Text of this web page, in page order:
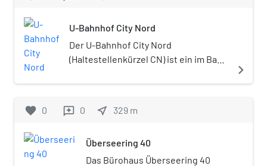
U-Bahnhof City Nord
Der U-Bahnhof City Nord
(Haltestellenkürzel CN) ist ein im Bau
Hamburger U-Bahn Linie 5 in der
Stadtteil Hamburg-Winterhude.
navigate_next
favorite 0 reviews 0 near_me 329 m
Überseering 40
Das Bürohaus Überseering 40